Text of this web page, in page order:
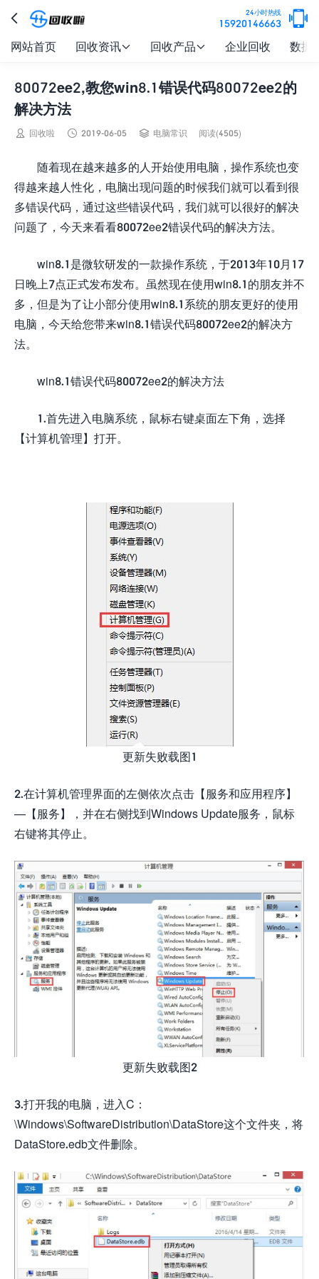
 24小时热线
15920146663 
网站首页 回收资讯 回收产品 企业回收 数据
80072ee2,教您win8.1错误代码80072ee2的
解决方法
 回收啦  2019-06-05  电脑常识 阅读(4505)
随着现在越来越多的人开始使用电脑，操作系统也变
得越来越人性化，电脑出现问题的时候我们就可以看到很
多错误代码，通过这些错误代码，我们就可以很好的解决
问题了，今天来看看80072ee2错误代码的解决方法。
win8.1是微软研发的一款操作系统，于2013年10月17
日晚上7点正式发布发布。虽然现在使用win8.1的朋友并不
多，但是为了让小部分使用win8.1系统的朋友更好的使用
电脑，今天给您带来win8.1错误代码80072ee2的解决方
法。
win8.1错误代码80072ee2的解决方法
1.首先进入电脑系统，鼠标右键桌面左下角，选择
【计算机管理】打开。
更新失败载图1
2.在计算机管理界面的左侧依次点击【服务和应用程序】
—【服务】，并在右侧找到Windows Update服务，鼠标
右键将其停止。
更新失败载图2
3.打开我的电脑，进入C：
\Windows\SoftwareDistribution\DataStore这个文件夹，将
DataStore.edb文件删除。